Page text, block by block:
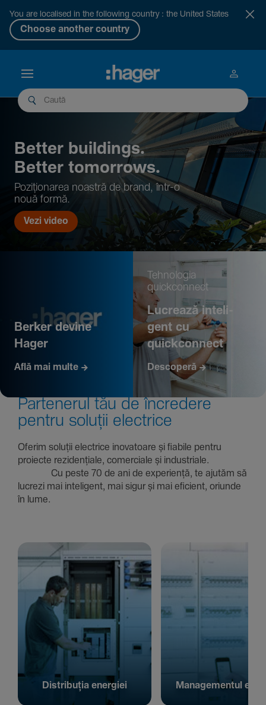
You are localised in the following country : the United States
Choose another country
Better buil­dings.
Better tomor­rows.
Pozi­țio­narea noastră de brand, într-o
nouă formă.
Vezi video
Berker devine
Hager
Află mai multe
Tehno­logia
quickconnect
Lucrează inte­li­
gent cu
quickconnect
Descoperă
Parte­nerul tău de încre­dere
pentru soluții electrice
Oferim soluții electrice inova­toare și fiabile pentru
proiecte rezi­den­țiale, comer­ciale și indus­triale.
Cu peste 70 de ani de expe­riență, te ajutăm să
lucrezi mai inte­li­gent, mai sigur și mai eficient, oriunde
în lume.
Distribuția energiei Managementul